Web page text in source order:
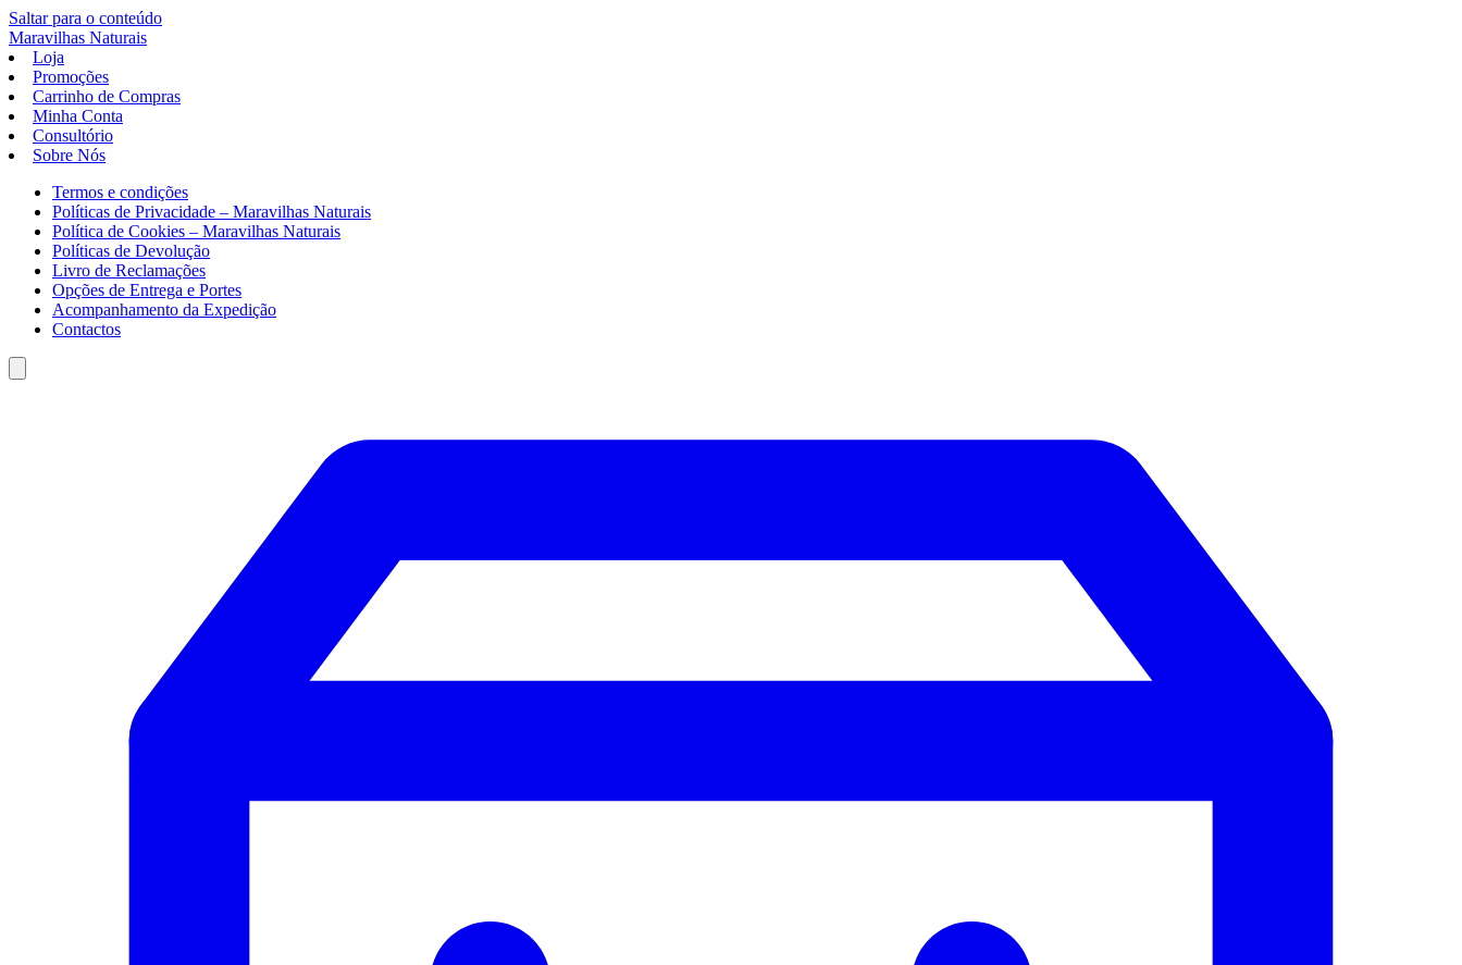
Saltar para o conteúdo
Maravilhas Naturais
Loja
Promoções
Carrinho de Compras
Minha Conta
Consultório
Sobre Nós
Termos e condições
Políticas de Privacidade – Maravilhas Naturais
Política de Cookies – Maravilhas Naturais
Políticas de Devolução
Livro de Reclamações
Opções de Entrega e Portes
Acompanhamento da Expedição
Contactos